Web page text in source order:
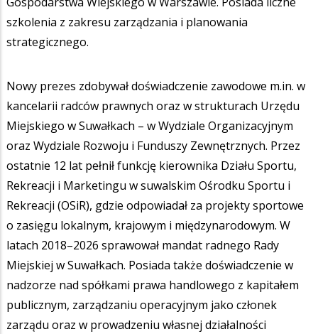
szkolenia z zakresu zarządzania i planowania
strategicznego.
Nowy prezes zdobywał doświadczenie zawodowe m.in. w
kancelarii radców prawnych oraz w strukturach Urzędu
Miejskiego w Suwałkach – w Wydziale Organizacyjnym
oraz Wydziale Rozwoju i Funduszy Zewnętrznych. Przez
ostatnie 12 lat pełnił funkcję kierownika Działu Sportu,
Rekreacji i Marketingu w suwalskim Ośrodku Sportu i
Rekreacji (OSiR), gdzie odpowiadał za projekty sportowe
o zasięgu lokalnym, krajowym i międzynarodowym. W
latach 2018–2026 sprawował mandat radnego Rady
Miejskiej w Suwałkach. Posiada także doświadczenie w
nadzorze nad spółkami prawa handlowego z kapitałem
publicznym, zarządzaniu operacyjnym jako członek
zarządu oraz w prowadzeniu własnej działalności